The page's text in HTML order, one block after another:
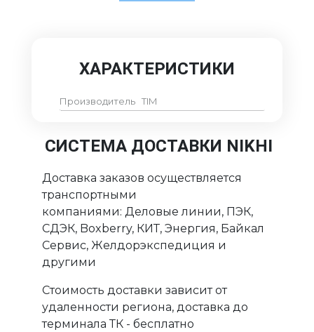
ХАРАКТЕРИСТИКИ
Производитель TIM
СИСТЕМА ДОСТАВКИ NIKHI
Доставка заказов осуществляется
транспортными
компаниями: Деловые линии, ПЭК,
СДЭК, Boxberry, КИТ, Энергия, Байкал
Сервис, Желдорэкспедиция и
другими
Стоимость доставки зависит от
удаленности региона, доставка до
терминала ТК - бесплатно